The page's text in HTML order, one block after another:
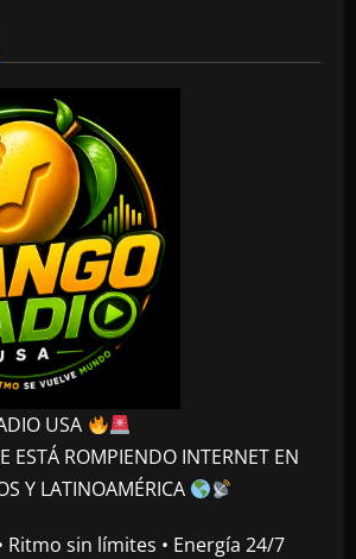
USA
ESTÁ ROMPIENDO INTERNET EN
Y LATINOAMÉRICA
Ritmo sin límites • Energía 24/7